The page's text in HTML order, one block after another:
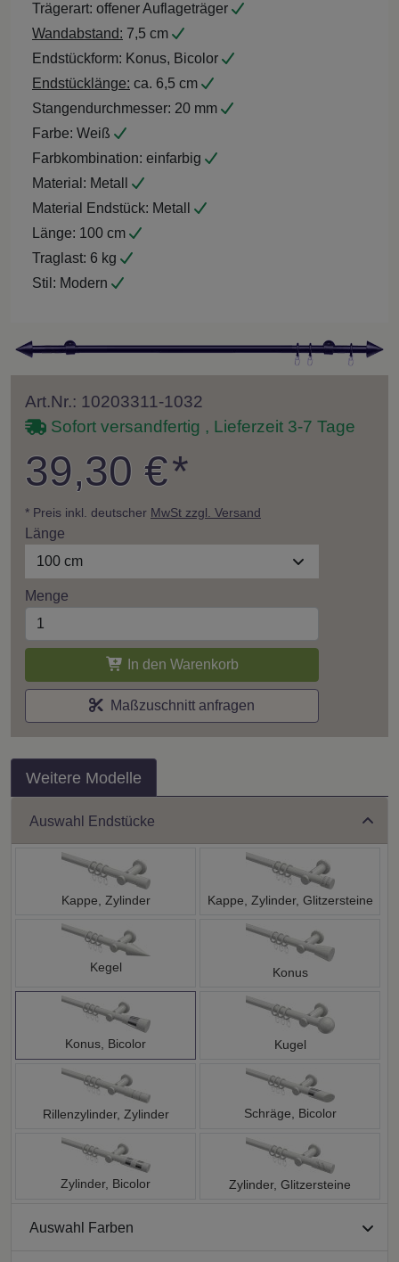
Trägerart: offener Auflageträger
Wandabstand: 7,5 cm
Endstückform: Konus, Bicolor
Endstücklänge: ca. 6,5 cm
Stangendurchmesser: 20 mm
Farbe: Weiß
Farbkombination: einfarbig
Material: Metall
Material Endstück: Metall
Länge: 100 cm
Traglast: 6 kg
Stil: Modern
Art.Nr.: 10203311-1032
Sofort versandfertig , Lieferzeit 3-7 Tage
39,30 €*
* Preis inkl. deutscher MwSt zzgl. Versand
Länge
100 cm
Menge
In den Warenkorb
Maßzuschnitt anfragen
Weitere Modelle
Auswahl Endstücke
Kappe, Zylinder Kappe, Zylinder, Glitzersteine
Kegel Konus
Konus, Bicolor Kugel
Rillenzylinder, Zylinder Schräge, Bicolor
Zylinder, Bicolor Zylinder, Glitzersteine
Auswahl Farben